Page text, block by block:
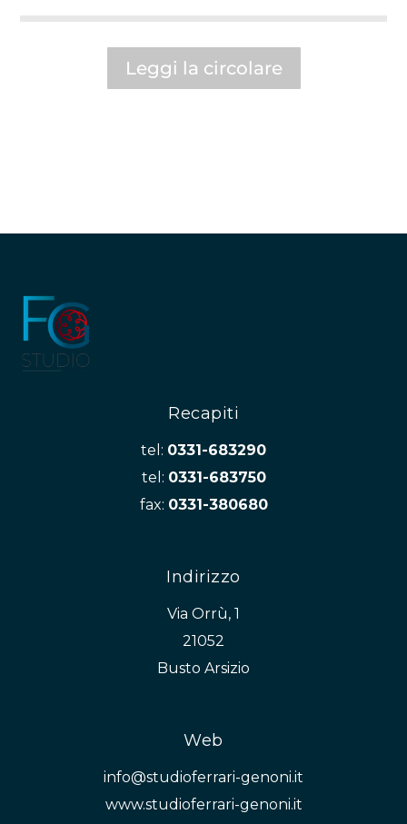
Leggi la circolare
Recapiti
tel: 0331-683290
tel: 0331-683750
fax: 0331-380680
Indirizzo
Via Orrù, 1
21052
Busto Arsizio
Web
info@studioferrari-genoni.it
www.studioferrari-genoni.it